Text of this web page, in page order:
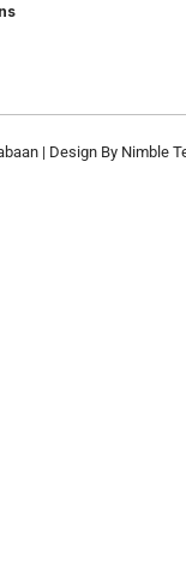
| Design By Nimble